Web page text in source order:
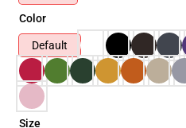
Color
Default
Size